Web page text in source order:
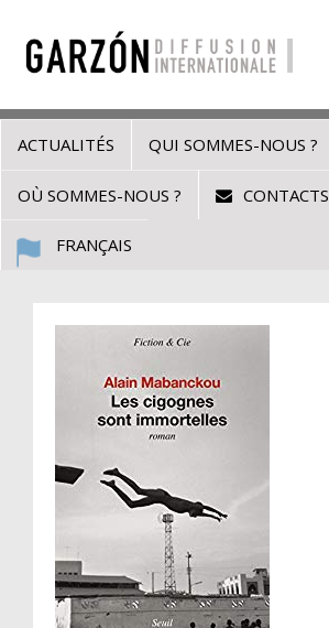
ACTUALITÉS QUI SOMMES-NOUS ?
OÙ SOMMES-NOUS ? CONTACTS
FRANÇAIS